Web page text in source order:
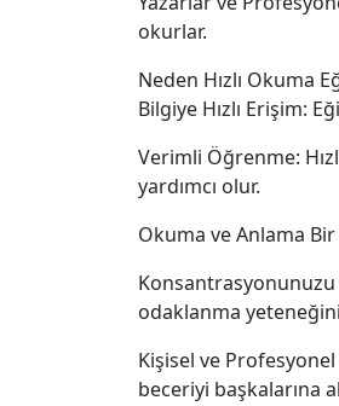
okurlar.
Neden Hızlı Okuma
Bilgiye Hızlı Erişim:
Verimli Öğrenme:
yardımcı olur.
Okuma ve Anlama
odaklanma
Kişisel ve
beceriyi başkalarına